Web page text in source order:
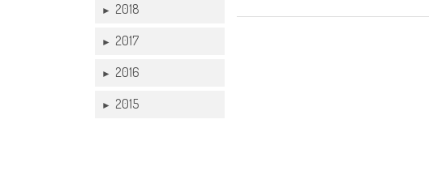
► 2018
► 2017
► 2016
► 2015